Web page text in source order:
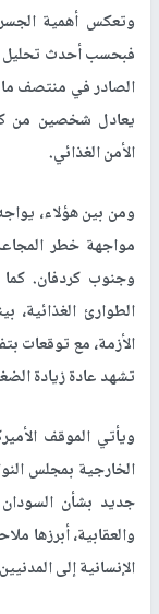
وتعكس أهمية
يعادل شخصين من
الأمن الغذائي.
الأزمة، مع توقعات
تشهد عادة زيادة
ويأتي الموقف
الخارجية بمجلس
جديد بشأن
والعقابية، أبرزها
الإنسانية إلى